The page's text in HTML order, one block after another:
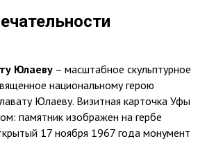
Юлаеву – масштабное скульптурное
национальному герою
Юлаеву. Визитная карточка Уфы
памятник изображен на гербе
17 ноября 1967 года монумент